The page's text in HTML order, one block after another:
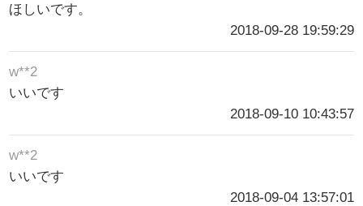
ほしいです。
2018-09-28 19:59:29
w**2
いいです
2018-09-10 10:43:57
w**2
いいです
2018-09-04 13:57:01